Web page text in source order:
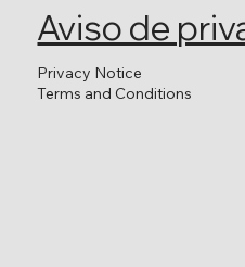
Aviso de
Privacy Notice
Terms and Conditions